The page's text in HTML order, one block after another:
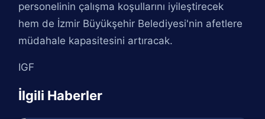
personelinin çalışma koşullarını iyileştirecek
hem de İzmir Büyükşehir Belediyesi'nin afetlere
müdahale kapasitesini artıracak.
IGF
İlgili Haberler